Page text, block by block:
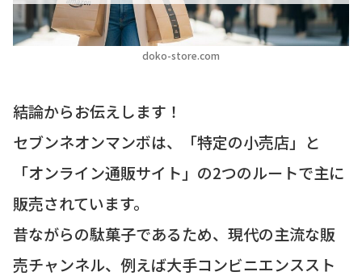
doko-store.com
結論からお伝えします！
セブンネオンマンボは、「特定の小売店」と
「オンライン通販サイト」の2つのルートで主に
販売されています。
昔ながらの駄菓子であるため、現代の主流な販
売チャンネル、例えば大手コンビニエンススト